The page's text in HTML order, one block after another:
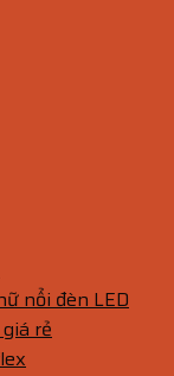
nổi đèn LED
rẻ